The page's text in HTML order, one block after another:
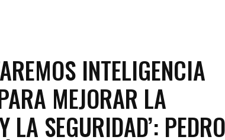
INTELIGENCIA
MEJORAR LA
LA SEGURIDAD’: